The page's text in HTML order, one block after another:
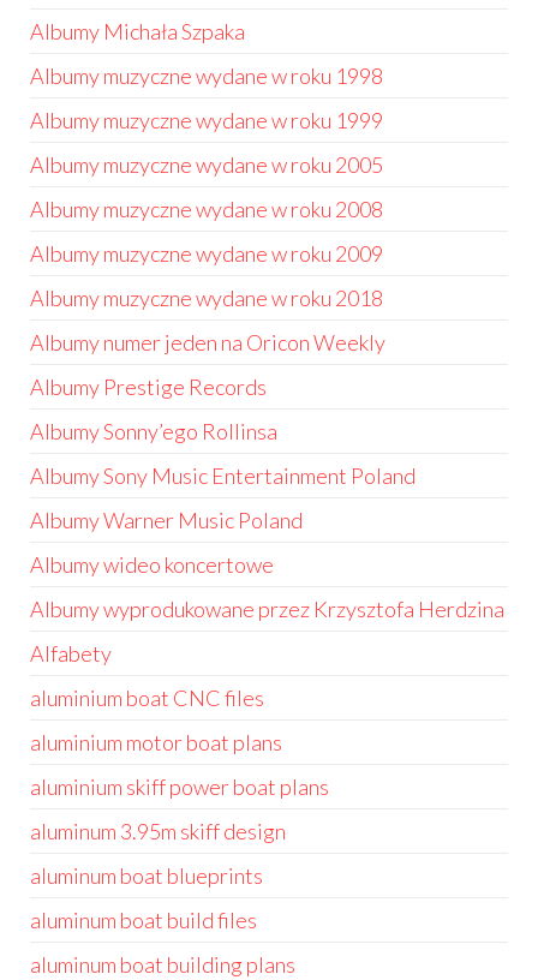
Albumy Michała Szpaka
Albumy muzyczne wydane w roku 1998
Albumy muzyczne wydane w roku 1999
Albumy muzyczne wydane w roku 2005
Albumy muzyczne wydane w roku 2008
Albumy muzyczne wydane w roku 2009
Albumy muzyczne wydane w roku 2018
Albumy numer jeden na Oricon Weekly
Albumy Prestige Records
Albumy Sonny’ego Rollinsa
Albumy Sony Music Entertainment Poland
Albumy Warner Music Poland
Albumy wideo koncertowe
Albumy wyprodukowane przez Krzysztofa Herdzina
Alfabety
aluminium boat CNC files
aluminium motor boat plans
aluminium skiff power boat plans
aluminum 3.95m skiff design
aluminum boat blueprints
aluminum boat build files
aluminum boat building plans